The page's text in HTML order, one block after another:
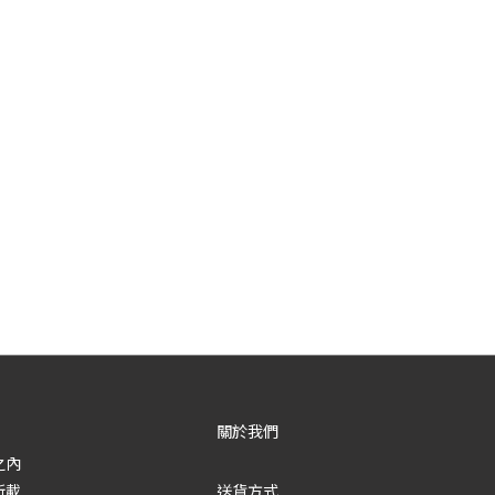
內
載
關於我們
送貨方式